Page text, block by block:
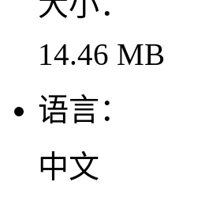
14.46 MB
语言：
中文